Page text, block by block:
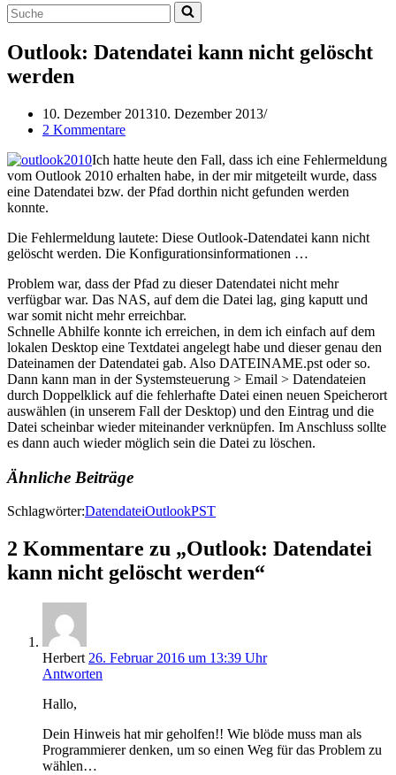
Suchen
nach …
Outlook: Datendatei kann nicht gelöscht
werden
10. Dezember 201310. Dezember 2013
2 Kommentare
Ich hatte heute den Fall, dass ich eine Fehlermeldung
vom Outlook 2010 erhalten habe, in der mir mitgeteilt wurde, dass
eine Datendatei bzw. der Pfad dorthin nicht gefunden werden
konnte.
Die Fehlermeldung lautete: Diese Outlook-Datendatei kann nicht
gelöscht werden. Die Konfigurationsinformationen …
Problem war, dass der Pfad zu dieser Datendatei nicht mehr
verfügbar war. Das NAS, auf dem die Datei lag, ging kaputt und
war somit nicht mehr erreichbar.
Schnelle Abhilfe konnte ich erreichen, in dem ich einfach auf dem
lokalen Desktop eine Textdatei angelegt habe und dieser genau den
Dateinamen der Datendatei gab. Also DATEINAME.pst oder so.
Dann kann man in der Systemsteuerung > Email > Datendateien
durch Doppelklick auf die fehlerhafte Datei einen neuen Speicherort
auswählen (in unserem Fall der Desktop) und den Eintrag und die
Datei scheinbar wieder miteinander verknüpfen. Im Anschluss sollte
es dann auch wieder möglich sein die Datei zu löschen.
Ähnliche Beiträge
Schlagwörter:DatendateiOutlookPST
2 Kommentare zu „Outlook: Datendatei
kann nicht gelöscht werden“
Herbert 26. Februar 2016 um 13:39 Uhr
Antworten
Hallo,
Dein Hinweis hat mir geholfen!! Wie blöde muss man als
Programmierer denken, um so einen Weg für das Problem zu
wählen…